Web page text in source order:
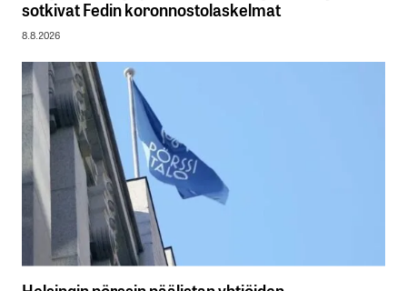
sotkivat Fedin koronnostolaskelmat
8.8.2026